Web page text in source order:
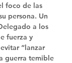
foco de las
persona. Un
a los
fuerza y
“lanzar
guerra temible